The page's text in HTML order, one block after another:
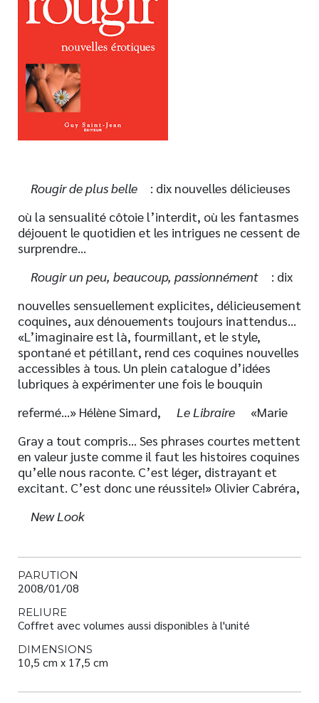
Nouveautés
Livres audio
Meilleurs vendeurs
Page vedette
AUTEURS
CONTACT
Rougir de plus belle
: dix nouvelles délicieuses
où la sensualité côtoie l’interdit, où les fantasmes
déjouent le quotidien et les intrigues ne cessent de
surprendre…
Rougir un peu, beaucoup, passionnément
: dix
nouvelles sensuellement explicites, délicieusement
coquines, aux dénouements toujours inattendus…
«L’imaginaire est là, fourmillant, et le style,
spontané et pétillant, rend ces coquines nouvelles
accessibles à tous. Un plein catalogue d’idées
lubriques à expérimenter une fois le bouquin
refermé…» Hélène Simard,
Le Libraire
«Marie
Gray a tout compris… Ses phrases courtes mettent
en valeur juste comme il faut les histoires coquines
qu’elle nous raconte. C’est léger, distrayant et
excitant. C’est donc une réussite!» Olivier Cabréra,
New Look
PARUTION
2008/01/08
RELIURE
Coffret avec volumes aussi disponibles à l'unité
DIMENSIONS
10,5 cm x 17,5 cm